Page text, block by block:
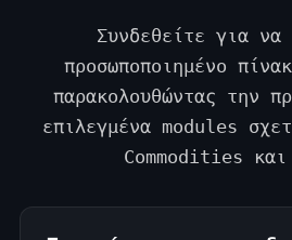
Συνδεθείτε για να
προσωποποιημένο
παρακολουθώντας την
επιλεγμένα modules
Commodities